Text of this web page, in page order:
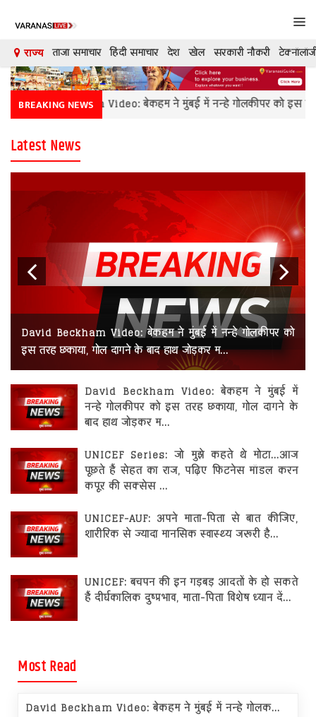
राज्य ताजा समाचार हिंदी समाचार देश खेल सरकारी नौकरी
देश
दुनिया
मनोरंजन
शिक्षा
कारोबार
स्वास्थ्य
David Beckham Video: बेकहम ने मुंबई में नन्हे गोलकीपर को इस तरह
BREAKING NEWS
Latest News
David Beckham Video: बेकहम ने मुंबई में नन्हे गोलकीपर को
इस तरह छकाया, गोल दागने के बाद हाथ जोड़कर म...
Next
David Beckham Video: बेकहम ने मुंबई में
नन्हे गोलकीपर को इस तरह छकाया, गोल दागने के
बाद हाथ जोड़कर म...
UNICEF Series: जो मुझे कहते थे मोटा...आज
पूछते हैं सेहत का राज, पढ़िए फिटनेस मॉडल करन
कपूर की सक्सेस ...
UNICEF-AUF: अपने माता-पिता से बात कीजिए,
शारीरिक से ज्यादा मानसिक स्वास्थ्य जरूरी है...
UNICEF: बचपन की इन गड़बड़ आदतों के हो सकते
हैं दीर्घकालिक दुष्प्रभाव, माता-पिता विशेष ध्यान दें...
Most Read
David Beckham Video: बेकहम ने मुंबई में नन्हे गोलक...